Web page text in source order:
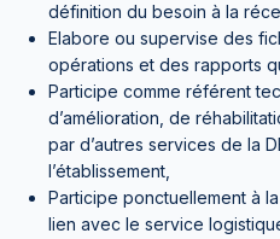
définition du besoin à la
Elabore ou supervise des
opérations et des rapports
Participe comme référent
d’amélioration, de
par d’autres services de la
l’établissement,
Participe ponctuellement à
lien avec le service